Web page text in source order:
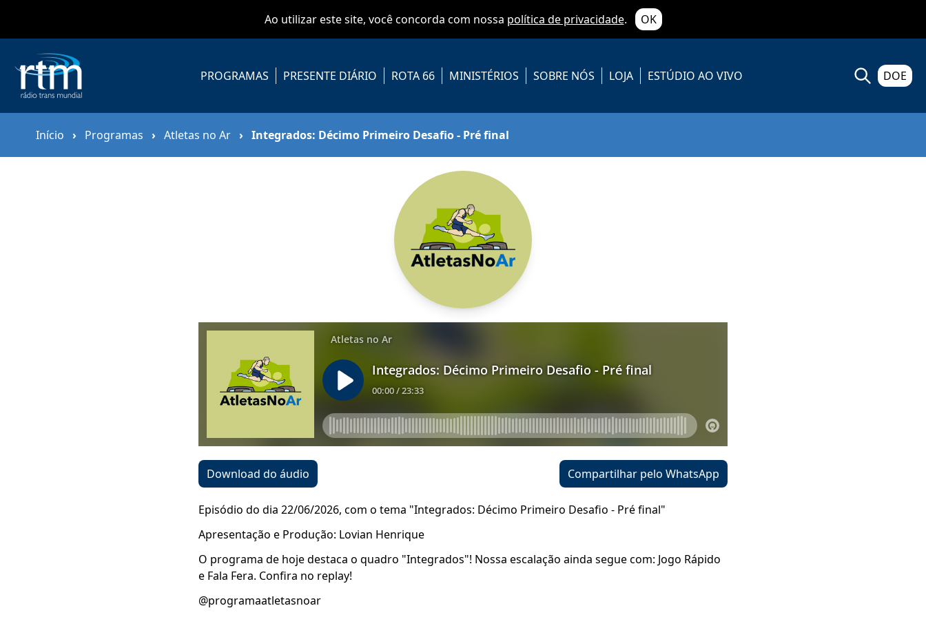
Ao utilizar este site, você concorda com nossa política de privacidade. OK
PROGRAMAS PRESENTE DIÁRIO ROTA 66 MINISTÉRIOS SOBRE NÓS LOJA ESTÚDIO AO VIVO DOE
Início › Programas › Atletas no Ar › Integrados: Décimo Primeiro Desafio - Pré final
Download do áudio Compartilhar pelo WhatsApp
Episódio do dia 22/06/2026, com o tema "Integrados: Décimo Primeiro Desafio - Pré final"
Apresentação e Produção: Lovian Henrique
O programa de hoje destaca o quadro "Integrados"! Nossa escalação ainda segue com: Jogo Rápido
e Fala Fera. Confira no replay!
@programaatletasnoar